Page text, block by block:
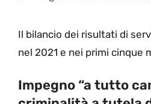
Il bilancio dei risultati di
nel 2021 e nei primi cinque
Impegno “a tutto